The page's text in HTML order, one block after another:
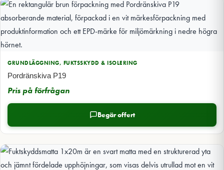
GRUNDLÄGGNING, FUKTSSKYDD & ISOLERING
Pordränskiva P19
Pris på förfrågan
Begär offert